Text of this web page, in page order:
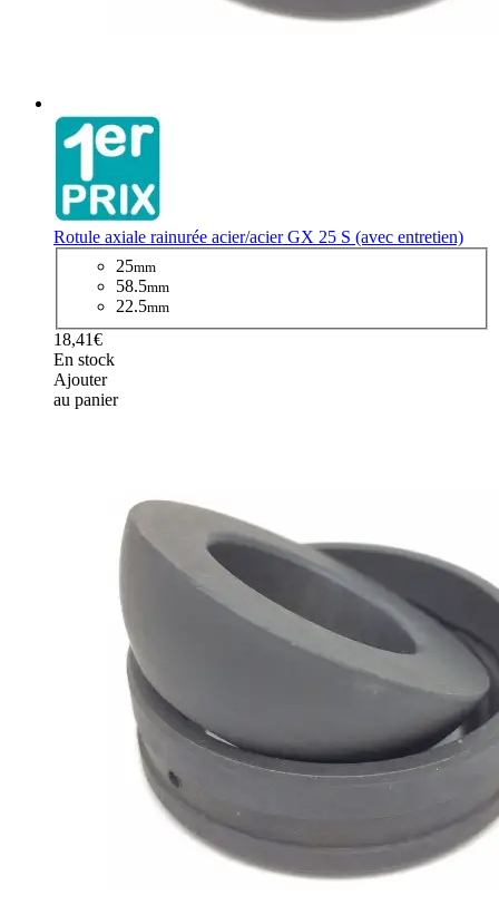
Rotule axiale rainurée acier/acier GX 25 S (avec entretien)
25mm
58.5mm
22.5mm
18,41€
En stock
Ajouter
au panier